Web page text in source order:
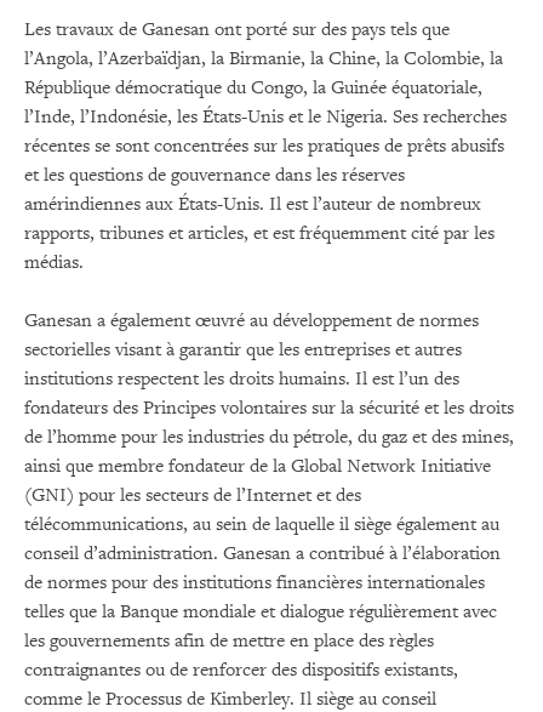
Les travaux de Ganesan ont porté sur des pays tels que
l’Angola, l’Azerbaïdjan, la Birmanie, la Chine, la Colombie, la
République démocratique du Congo, la Guinée équatoriale,
l’Inde, l’Indonésie, les États-Unis et le Nigeria. Ses recherches
récentes se sont concentrées sur les pratiques de prêts abusifs
et les questions de gouvernance dans les réserves
amérindiennes aux États-Unis. Il est l’auteur de nombreux
rapports, tribunes et articles, et est fréquemment cité par les
médias.
Ganesan a également œuvré au développement de normes
sectorielles visant à garantir que les entreprises et autres
institutions respectent les droits humains. Il est l’un des
fondateurs des Principes volontaires sur la sécurité et les droits
de l’homme pour les industries du pétrole, du gaz et des mines,
ainsi que membre fondateur de la Global Network Initiative
(GNI) pour les secteurs de l’Internet et des
télécommunications, au sein de laquelle il siège également au
conseil d’administration. Ganesan a contribué à l’élaboration
de normes pour des institutions financières internationales
telles que la Banque mondiale et dialogue régulièrement avec
les gouvernements afin de mettre en place des règles
contraignantes ou de renforcer des dispositifs existants,
comme le Processus de Kimberley. Il siège au conseil